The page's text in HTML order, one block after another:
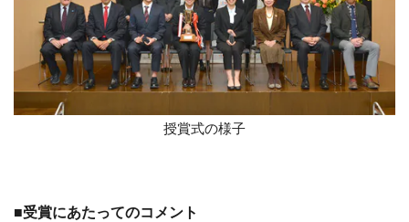
授賞式の様子
■受賞にあたってのコメント